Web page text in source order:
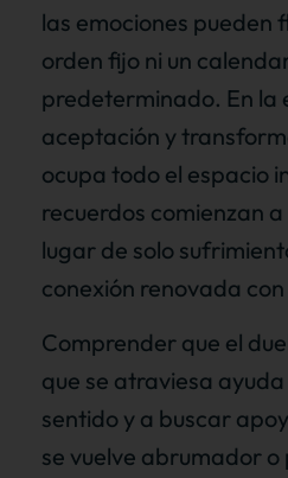
las emociones pueden
orden fijo ni un
predeterminado. En la
aceptación y
ocupa todo el espacio
recuerdos comienzan
lugar de solo
conexión renovada
Comprender que el
que se atraviesa
sentido y a buscar
se vuelve abrumador o